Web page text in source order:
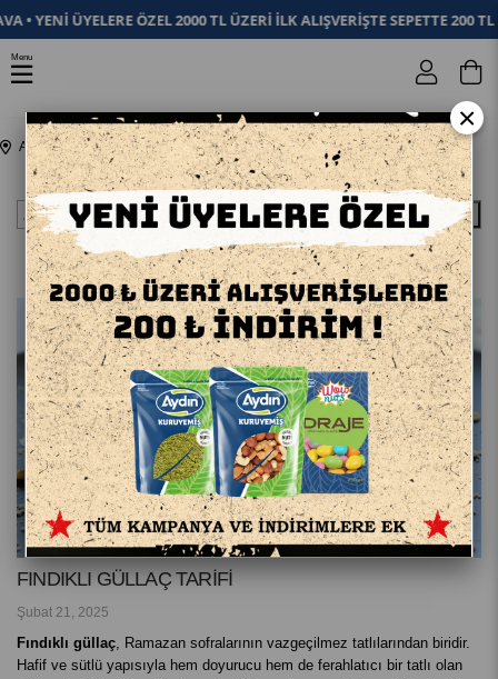
ÜYELERE ÖZEL 2000 TL ÜZERİ İLK ALIŞVERİŞTE SEPETTE 200
0
Menu
Anasayfa Blog
Ara
FAYDALI BİLGİLER
FINDIKLI GÜLLAÇ TARİFİ
Şubat 21, 2025
Fındıklı güllaç, Ramazan sofralarının vazgeçilmez tatlılarından biridir.
Hafif ve sütlü yapısıyla hem doyurucu hem de ferahlatıcı bir tatlı olan
×